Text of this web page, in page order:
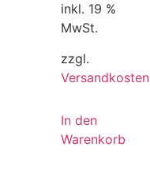
inkl. 19 %
MwSt.
zzgl.
Versandkosten
In den
Warenkorb